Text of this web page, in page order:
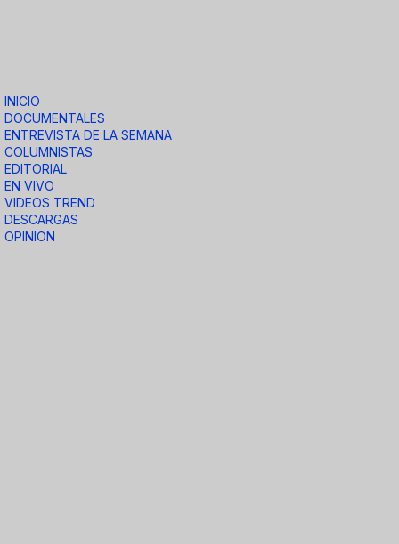
INICIO
DOCUMENTALES
ENTREVISTA DE LA SEMANA
COLUMNISTAS
EDITORIAL
EN VIVO
VIDEOS TREND
DESCARGAS
OPINION